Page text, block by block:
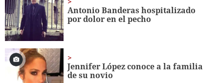
Antonio Banderas hospitalizado
por dolor en el pecho
Jennifer López conoce a la familia
de su novio